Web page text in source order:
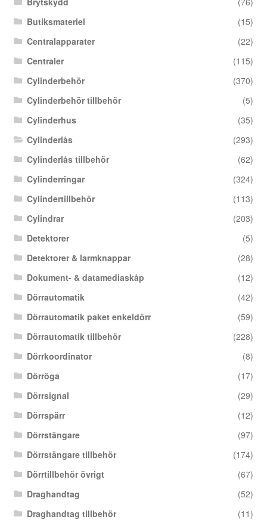
Butiksmateriel
(15)
Centralapparater
(22)
Centraler
(115)
Cylinderbehör
(370)
Cylinderbehör tillbehör
(5)
Cylinderhus
(35)
Cylinderlås
(293)
Cylinderlås tillbehör
(62)
Cylinderringar
(324)
Cylindertillbehör
(113)
Cylindrar
(203)
Detektorer
(5)
Detektorer & larmknappar
(28)
Dokument- & datamediaskåp
(12)
Dörrautomatik
(42)
Dörrautomatik paket enkeldörr
(59)
Dörrautomatik tillbehör
(228)
Dörrkoordinator
(8)
Dörröga
(17)
Dörrsignal
(29)
Dörrspärr
(12)
Dörrstängare
(97)
Dörrstängare tillbehör
(174)
Dörrtillbehör övrigt
(67)
Draghandtag
(52)
Draghandtag tillbehör
(11)